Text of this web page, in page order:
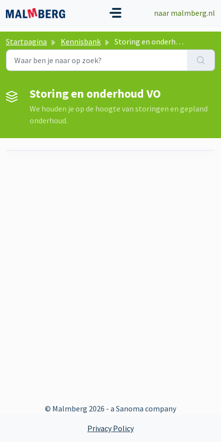
naar malmberg.nl
Startpagina Kennisbank Storing en onderhoud VO
Storing en onderhoud VO
We houden je op de hoogte van storingen en gepland
onderhoud.
© Malmberg 2026 - a Sanoma company
Privacy Policy